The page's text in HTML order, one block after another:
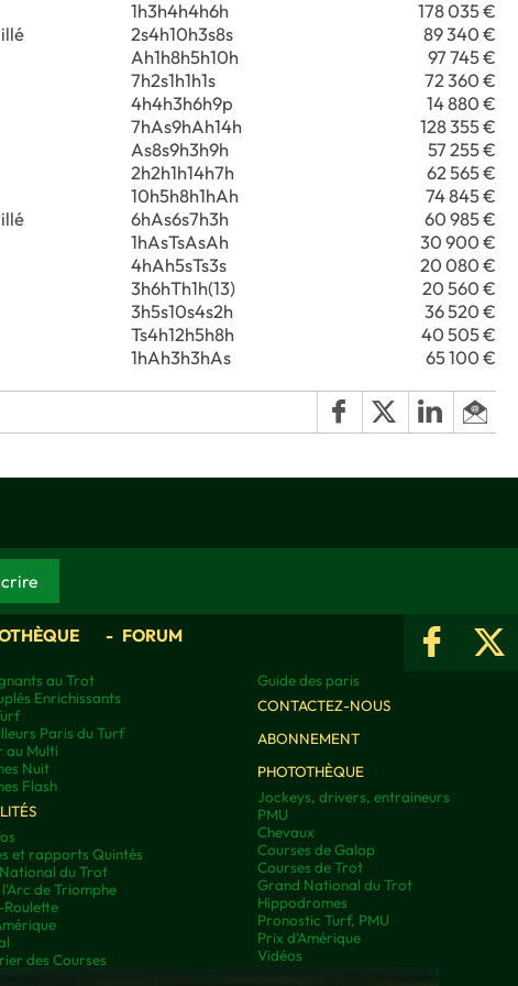
1h3h4h4h6h
178 035 €
2s4h10h3s8s
89 340 €
Ah1h8h5h10h
97 745 €
7h2s1h1h1s
72 360 €
4h4h3h6h9p
14 880 €
7hAs9hAh14h
128 355 €
As8s9h3h9h
57 255 €
2h2h1h14h7h
62 565 €
10h5h8h1hAh
74 845 €
6hAs6s7h3h
60 985 €
1hAsTsAsAh
30 900 €
4hAh5sTs3s
20 080 €
3h6hTh1h(13)
20 560 €
3h5s10s4s2h
36 520 €
Ts4h12h5h8h
40 505 €
1hAh3h3hAs 65 100 €
FORUM
au Trot
Enrichissants
Paris du Turf
au Multi
Nuit
Flash
et rapports Quintés
du Trot
de Triomphe
des Courses
Guide des paris
CONTACTEZ-NOUS
ABONNEMENT
PHOTOTHÈQUE
Jockeys, drivers, entraineurs
PMU
Chevaux
Courses de Galop
Courses de Trot
Grand National du Trot
Hippodromes
Pronostic Turf, PMU
Prix d’Amérique
Vidéos